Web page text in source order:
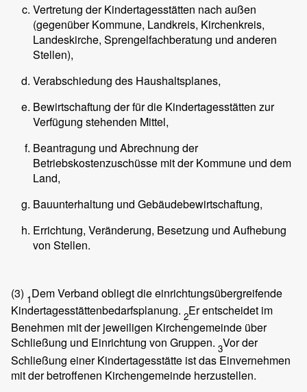
Vertretung der Kindertagesstätten nach außen
(gegenüber Kommune, Landkreis, Kirchenkreis,
Landeskirche, Sprengelfachberatung und anderen
Stellen),
Verabschiedung des Haushaltsplanes,
Bewirtschaftung der für die Kindertagesstätten zur
Verfügung stehenden Mittel,
Beantragung und Abrechnung der
Betriebskostenzuschüsse mit der Kommune und dem
Land,
Bauunterhaltung und Gebäudebewirtschaftung,
Errichtung, Veränderung, Besetzung und Aufhebung
von Stellen.
(3) 1Dem Verband obliegt die einrichtungsübergreifende
Kindertagesstättenbedarfsplanung. 2Er entscheidet im
Benehmen mit der jeweiligen Kirchengemeinde über
Schließung und Einrichtung von Gruppen. 3Vor der
Schließung einer Kindertagesstätte ist das Einvernehmen
mit der betroffenen Kirchengemeinde herzustellen.